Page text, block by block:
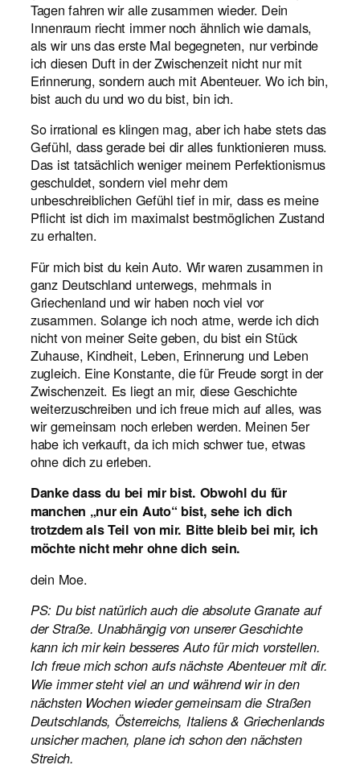
Tagen fahren wir alle zusammen wieder. Dein
Innenraum riecht immer noch ähnlich wie damals,
als wir uns das erste Mal begegneten, nur verbinde
ich diesen Duft in der Zwischenzeit nicht nur mit
Erinnerung, sondern auch mit Abenteuer. Wo ich bin,
bist auch du und wo du bist, bin ich.
So irrational es klingen mag, aber ich habe stets das
Gefühl, dass gerade bei dir alles funktionieren muss.
Das ist tatsächlich weniger meinem Perfektionismus
geschuldet, sondern viel mehr dem
unbeschreiblichen Gefühl tief in mir, dass es meine
Pflicht ist dich im maximalst bestmöglichen Zustand
zu erhalten.
Für mich bist du kein Auto. Wir waren zusammen in
ganz Deutschland unterwegs, mehrmals in
Griechenland und wir haben noch viel vor
zusammen. Solange ich noch atme, werde ich dich
nicht von meiner Seite geben, du bist ein Stück
Zuhause, Kindheit, Leben, Erinnerung und Leben
zugleich. Eine Konstante, die für Freude sorgt in der
Zwischenzeit. Es liegt an mir, diese Geschichte
weiterzuschreiben und ich freue mich auf alles, was
wir gemeinsam noch erleben werden. Meinen 5er
habe ich verkauft, da ich mich schwer tue, etwas
ohne dich zu erleben.
Danke dass du bei mir bist. Obwohl du für
manchen „nur ein Auto“ bist, sehe ich dich
trotzdem als Teil von mir. Bitte bleib bei mir, ich
möchte nicht mehr ohne dich sein.
dein Moe.
PS: Du bist natürlich auch die absolute Granate auf
der Straße. Unabhängig von unserer Geschichte
kann ich mir kein besseres Auto für mich vorstellen.
Ich freue mich schon aufs nächste Abenteuer mit dir.
Wie immer steht viel an und während wir in den
nächsten Wochen wieder gemeinsam die Straßen
Deutschlands, Österreichs, Italiens & Griechenlands
unsicher machen, plane ich schon den nächsten
Streich.